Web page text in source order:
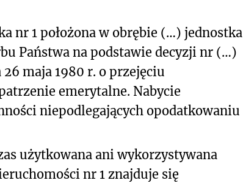
nr 1 położona w obrębie (…) jednostka
Państwa na podstawie decyzji nr (…)
maja 1980 r. o przejęciu
emerytalne. Nabycie
niepodlegających opodatkowaniu
użytkowana ani wykorzystywana
nr 1 znajduje się